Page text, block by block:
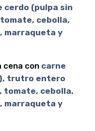
cerdo (pulpa sin
cebolla,
marraqueta y
cena con carne
trutro entero
tomate, cebolla,
marraqueta y